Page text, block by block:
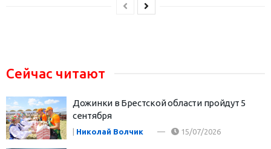
Сейчас читают
Дожинки в Брестской области пройдут 5
сентября
| Николай Волчик 15/07/2026